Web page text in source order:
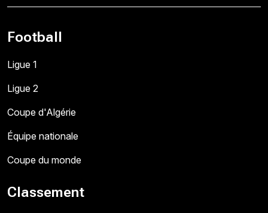
Football
Ligue 1
Ligue 2
Coupe d'Algérie
Équipe nationale
Coupe du monde
Classement